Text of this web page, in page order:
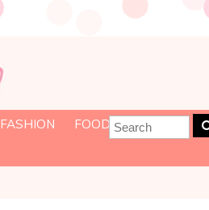
FASHION
FOOD